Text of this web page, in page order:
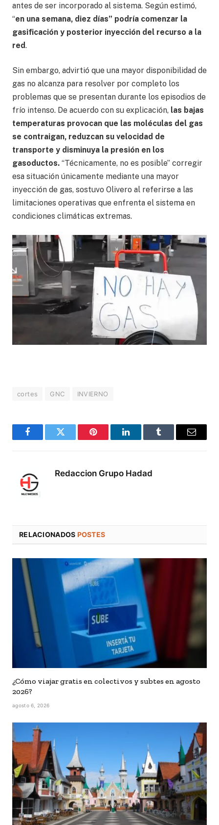
antes de ser incorporado al sistema. Según estimó,
“en una semana, diez días” podría comenzar la
gasificación y posterior inyección del recurso a la
red.
Sin embargo, advirtió que una mayor disponibilidad de
gas no alcanza para resolver por completo los
problemas que se presentan durante los episodios de
frío intenso. De acuerdo con su explicación, las bajas
temperaturas provocan que las moléculas del gas
se contraigan, reduzcan su velocidad de
transporte y disminuya la presión en los
gasoductos. “Técnicamente, no es posible” corregir
esa situación únicamente mediante una mayor
inyección de gas, sostuvo Olivero al referirse a las
limitaciones operativas que enfrenta el sistema en
condiciones climáticas extremas.
cortes GNC INVIERNO
FacebookTwitter Pinterest LinkedInTumblr
Correo
Redaccion Grupo Hadad
RELACIONADOS POSTES
¿Cómo viajar gratis en colectivos y subtes en agosto
2026?
agosto 6, 2026